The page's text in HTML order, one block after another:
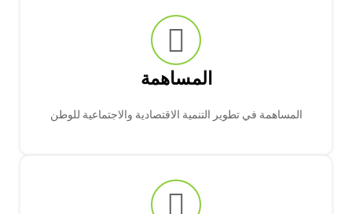
المساهمة
المساهمة في تطوير التنمية الاقتصادية والاجتماعية للوطن